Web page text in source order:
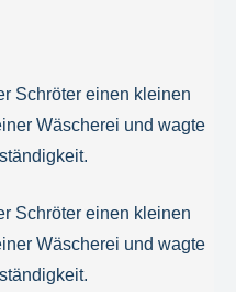
Schröter einen kleinen
Wäscherei und wagte
Schröter einen kleinen
Wäscherei und wagte